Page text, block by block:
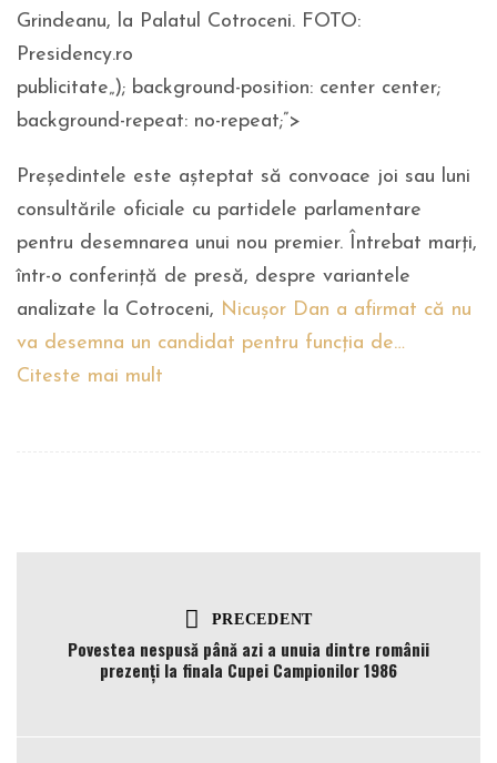
Grindeanu, la Palatul Cotroceni. FOTO:
Presidency.ro
publicitate„); background-position: center center;
background-repeat: no-repeat;”>
Președintele este așteptat să convoace joi sau luni
consultările oficiale cu partidele parlamentare
pentru desemnarea unui nou premier. Întrebat marți,
într-o conferință de presă, despre variantele
analizate la Cotroceni, Nicușor Dan a afirmat că nu
va desemna un candidat pentru funcția de…
Citeste mai mult
PRECEDENT
Povestea nespusă până azi a unuia dintre românii
prezenți la finala Cupei Campionilor 1986